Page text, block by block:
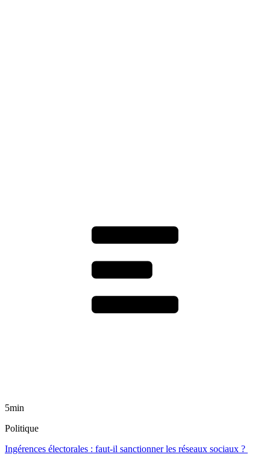
5min
Politique
Ingérences électorales : faut-il sanctionner les réseaux sociaux ?